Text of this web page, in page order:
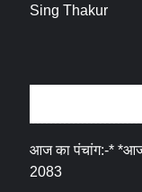
आज का पंचांग:-*
2083